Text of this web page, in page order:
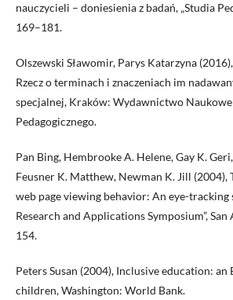
nauczycieli – doniesienia z badań, „Studia
169–181.
Olszewski Sławomir, Parys Katarzyna
Rzecz o terminach i znaczeniach im
specjalnej, Kraków: Wydawnictwo
Pedagogicznego.
Pan Bing, Hembrooke A. Helene, Gay K.
Feusner K. Matthew, Newman K. Jill (2004),
web page viewing behavior: An eye-tracking
Research and Applications Symposium”, San
154.
Peters Susan (2004), Inclusive education: an
children, Washington: World Bank.